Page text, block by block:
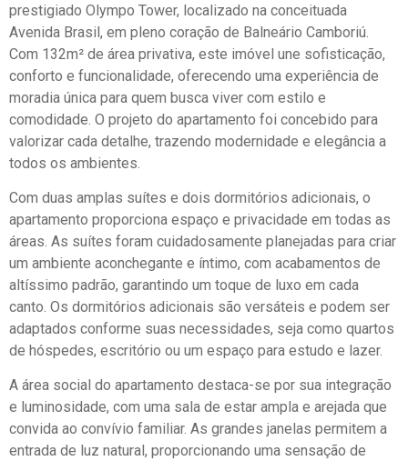
prestigiado Olympo Tower, localizado na conceituada
Avenida Brasil, em pleno coração de Balneário Camboriú.
Com 132m² de área privativa, este imóvel une sofisticação,
conforto e funcionalidade, oferecendo uma experiência de
moradia única para quem busca viver com estilo e
comodidade. O projeto do apartamento foi concebido para
valorizar cada detalhe, trazendo modernidade e elegância a
todos os ambientes.
Com duas amplas suítes e dois dormitórios adicionais, o
apartamento proporciona espaço e privacidade em todas as
áreas. As suítes foram cuidadosamente planejadas para criar
um ambiente aconchegante e íntimo, com acabamentos de
altíssimo padrão, garantindo um toque de luxo em cada
canto. Os dormitórios adicionais são versáteis e podem ser
adaptados conforme suas necessidades, seja como quartos
de hóspedes, escritório ou um espaço para estudo e lazer.
A área social do apartamento destaca-se por sua integração
e luminosidade, com uma sala de estar ampla e arejada que
convida ao convívio familiar. As grandes janelas permitem a
entrada de luz natural, proporcionando uma sensação de